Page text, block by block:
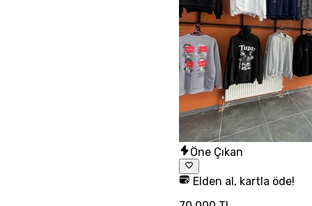
Öne Çıkan
Elden al, kartla öde!